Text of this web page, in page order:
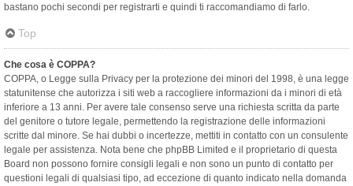
bastano pochi secondi per registrarti e quindi ti raccomandiamo di farlo.
Top
Che cosa è COPPA?
COPPA, o Legge sulla Privacy per la protezione dei minori del 1998, è una legge
statunitense che autorizza i siti web a raccogliere informazioni da i minori di età
inferiore a 13 anni. Per avere tale consenso serve una richiesta scritta da parte
del genitore o tutore legale, permettendo la registrazione delle informazioni
scritte dal minore. Se hai dubbi o incertezze, mettiti in contatto con un consulente
legale per assistenza. Nota bene che phpBB Limited e il proprietario di questa
Board non possono fornire consigli legali e non sono un punto di contatto per
questioni legali di qualsiasi tipo, ad eccezione di quanto indicato nella domanda